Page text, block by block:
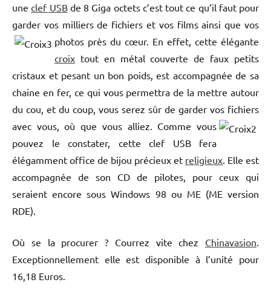
uneclef USBde 8 Giga octets c’est tout ce qu’il faut pour
garder vos milliers de fichiers et vos films ainsi que vos
photos près du cœur. En effet, cette élégante
croix tout en métal couverte de faux petits
cristaux et pesant un bon poids, est accompagnée de sa
chaine en fer, ce qui vous permettra de la mettre autour
du cou, et du coup, vous serez sûr de garder vos fichiers
avec vous, où que vous alliez.
Comme vous
pouvez le constater, cette clef USB fera
élégamment office de bijou précieux et religieux . Elle est
accompagnée de son CD de pilotes, pour ceux qui
seraient encore sous Windows 98 ou ME (ME version
RDE).
Où se la procurer ? Courrez vite chez Chinavasion
Exceptionnellement elle est disponible à l’unité pour
16,18 Euros.